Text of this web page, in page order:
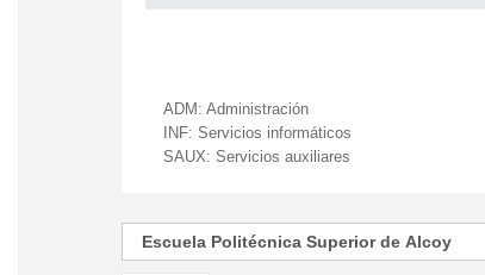
ADM: Administración
INF: Servicios informáticos
SAUX: Servicios auxiliares